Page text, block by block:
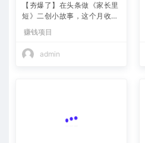
【夯爆了】在头条做《家长里
短》二创小故事，这个月收益
2w+
赚钱项目
admin